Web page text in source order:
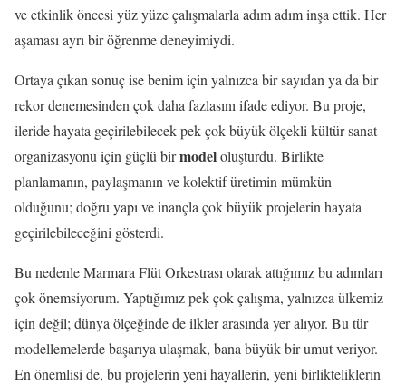
ve etkinlik öncesi yüz yüze çalışmalarla adım adım inşa ettik. Her
aşaması ayrı bir öğrenme deneyimiydi.
Ortaya çıkan sonuç ise benim için yalnızca bir sayıdan ya da bir
rekor denemesinden çok daha fazlasını ifade ediyor. Bu proje,
ileride hayata geçirilebilecek pek çok büyük ölçekli kültür-sanat
organizasyonu için güçlü birmodeloluşturdu. Birlikte
planlamanın, paylaşmanın ve kolektif üretimin mümkün
olduğunu; doğru yapı ve inançla çok büyük projelerin hayata
geçirilebileceğini gösterdi.
Bu nedenle Marmara Flüt Orkestrası olarak attığımız bu adımları
çok önemsiyorum. Yaptığımız pek çok çalışma, yalnızca ülkemiz
için değil; dünya ölçeğinde de ilkler arasında yer alıyor. Bu tür
modellemelerde başarıya ulaşmak, bana büyük bir umut veriyor.
En önemlisi de, bu projelerin yeni hayallerin, yeni birlikteliklerin